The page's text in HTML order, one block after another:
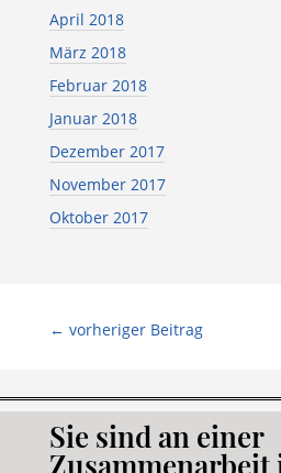
April 2018
März 2018
Februar 2018
Januar 2018
Dezember 2017
November 2017
Oktober 2017
← vorheriger Beitrag
Sie sind an einer